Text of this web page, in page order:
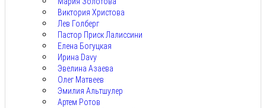
Виктория Христова
Лев Голберг
Пастор Приск Лалиссини
Елена Богуцкая
Ирина Davy
Эвелина Азаева
Олег Матвеев
Эмилия Альтшулер
Артем Ротов